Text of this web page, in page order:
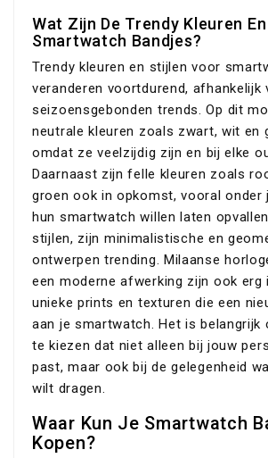
Wat Zijn De Trendy Kleuren
Smartwatch Bandjes?
Trendy kleuren en stijlen voor
veranderen voortdurend, afhankelijk
seizoensgebonden trends. Op dit
neutrale kleuren zoals zwart, wit en
omdat ze veelzijdig zijn en bij elke
Daarnaast zijn felle kleuren zoals
groen ook in opkomst, vooral onder
hun smartwatch willen laten
stijlen, zijn minimalistische en
ontwerpen trending. Milaanse
een moderne afwerking zijn ook erg
unieke prints en texturen die een
aan je smartwatch. Het is belangrijk
te kiezen dat niet alleen bij jouw
past, maar ook bij de gelegenheid
wilt dragen.
Waar Kun Je Smartwatch
Kopen?